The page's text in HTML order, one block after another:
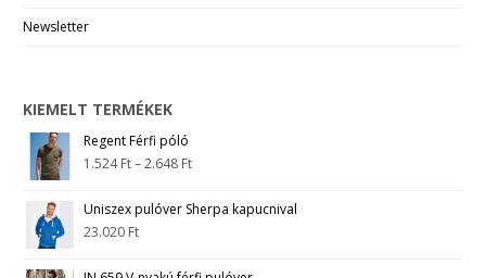
Newsletter
KIEMELT TERMÉKEK
Regent Férfi póló
1.524Ft–2.648 Ft
Uniszex pulóver Sherpa kapucnival
23.020 Ft